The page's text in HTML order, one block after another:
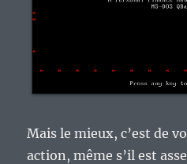
Mais le mieux, c’est de
action, même s’il est